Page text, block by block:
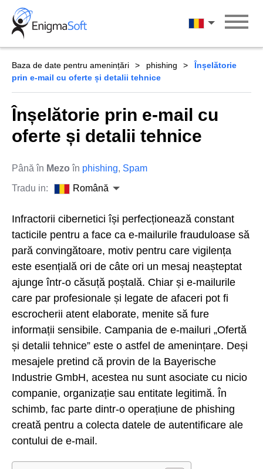
Skip
content
Română
Baza de date pentru amenințări phishing
Înșelătorie
prin e-mail cu oferte și detalii tehnice
Înșelătorie prin e-mail cu
oferte și detalii tehnice
Până în Mezo în phishing, Spam
Tradu in:
Română
Infractorii cibernetici își perfecționează constant
tacticile pentru a face ca e-mailurile frauduloase să
pară convingătoare, motiv pentru care vigilența
este esențială ori de câte ori un mesaj neașteptat
ajunge într-o căsuță poștală. Chiar și e-mailurile
care par profesionale și legate de afaceri pot fi
escrocherii atent elaborate, menite să fure
informații sensibile. Campania de e-mailuri „Ofertă
și detalii tehnice” este o astfel de amenințare. Deși
mesajele pretind că provin de la Bayerische
Industrie GmbH, acestea nu sunt asociate cu nicio
companie, organizație sau entitate legitimă. În
schimb, fac parte dintr-o operațiune de phishing
creată pentru a colecta datele de autentificare ale
contului de e-mail.